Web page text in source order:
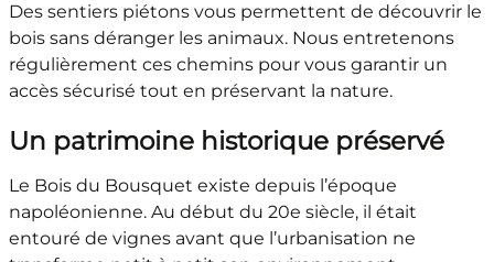
Des sentiers piétons vous permettent de découvrir le
bois sans déranger les animaux. Nous entretenons
régulièrement ces chemins pour vous garantir un
accès sécurisé tout en préservant la nature.
Un patrimoine historique préservé
Le Bois du Bousquet existe depuis l’époque
napoléonienne. Au début du 20e siècle, il était
entouré de vignes avant que l’urbanisation ne